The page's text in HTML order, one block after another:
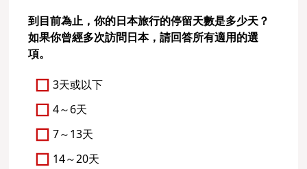
到目前為止，你的日本旅行的停留天數是多少天？
如果你曾經多次訪問日本，請回答所有適用的選
項。
3天或以下
4～6天
7～13天
14～20天